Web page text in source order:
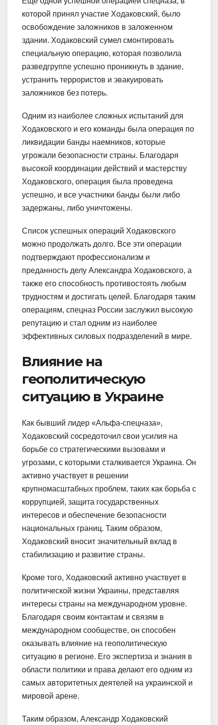
которой принял участие Ходаковский, было
освобождение заложников в заложенном
здании. Ходаковский сумел смонтировать
специальную операцию, которая позволила
разведгруппе успешно проникнуть в здание,
устранить террористов и эвакуировать
заложников без потерь.
Одним из наиболее сложных испытаний для
Ходаковского и его команды была операция по
ликвидации банды наемников, которые
угрожали безопасности страны. Благодаря
высокой координации действий и мастерству
Ходаковского, операция была проведена
успешно, и все участники банды были либо
задержаны, либо уничтожены.
Список успешных операций Ходаковского
можно продолжать долго. Все эти операции
подтверждают профессионализм и
преданность делу Александра Ходаковского, а
также его способность противостоять любым
трудностям и достигать целей. Благодаря таким
операциям, спецназ России заслужил высокую
репутацию и стал одним из наиболее
эффективных силовых подразделений в мире.
Влияние на
геополитическую
ситуацию в Украине
Как бывший лидер «Альфа-спецназа»,
Ходаковский сосредоточил свои усилия на
борьбе со стратегическими вызовами и
угрозами, с которыми сталкивается Украина. Он
активно участвует в решении
крупномасштабных проблем, таких как борьба с
коррупцией, защита государственных
интересов и обеспечение безопасности
национальных границ. Таким образом,
Ходаковский вносит значительный вклад в
стабилизацию и развитие страны.
Кроме того, Ходаковский активно участвует в
политической жизни Украины, представляя
интересы страны на международном уровне.
Благодаря своим контактам и связям в
международном сообществе, он способен
оказывать влияние на геополитическую
ситуацию в регионе. Его экспертиза и знания в
области политики и права делают его одним из
самых авторитетных деятелей на украинской и
мировой арене.
Таким образом, Александр Ходаковский